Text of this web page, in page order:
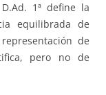
1ª define la
equilibrada de
de
pero no de